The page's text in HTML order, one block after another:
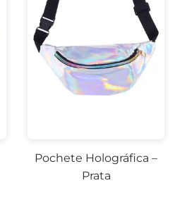
Pochete Holográfica –
Prata